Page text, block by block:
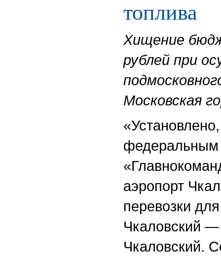
топлива
Хищение
рублей при
Московская
федеральным
аэропорт
перевозки
Чкаловский
Чкаловский.